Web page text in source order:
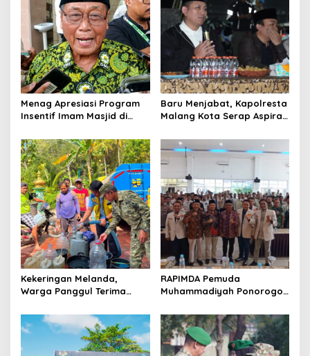
g
a
t
i
o
n
Menag Apresiasi Program
Insentif Imam Masjid di
Model Nasional
Baru Menjabat, Kapolresta
Malang Kota Serap Aspirasi
Kamtibmas
Kekeringan Melanda,
Warga Panggul Terima
RAPIMDA Pemuda
Muhammadiyah Ponorogo
Kebangsaan Berbasis
Integritas